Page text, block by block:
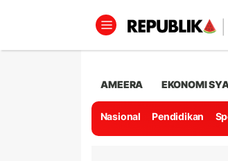
AMEERA EKONOMI
Nasional Pendidikan